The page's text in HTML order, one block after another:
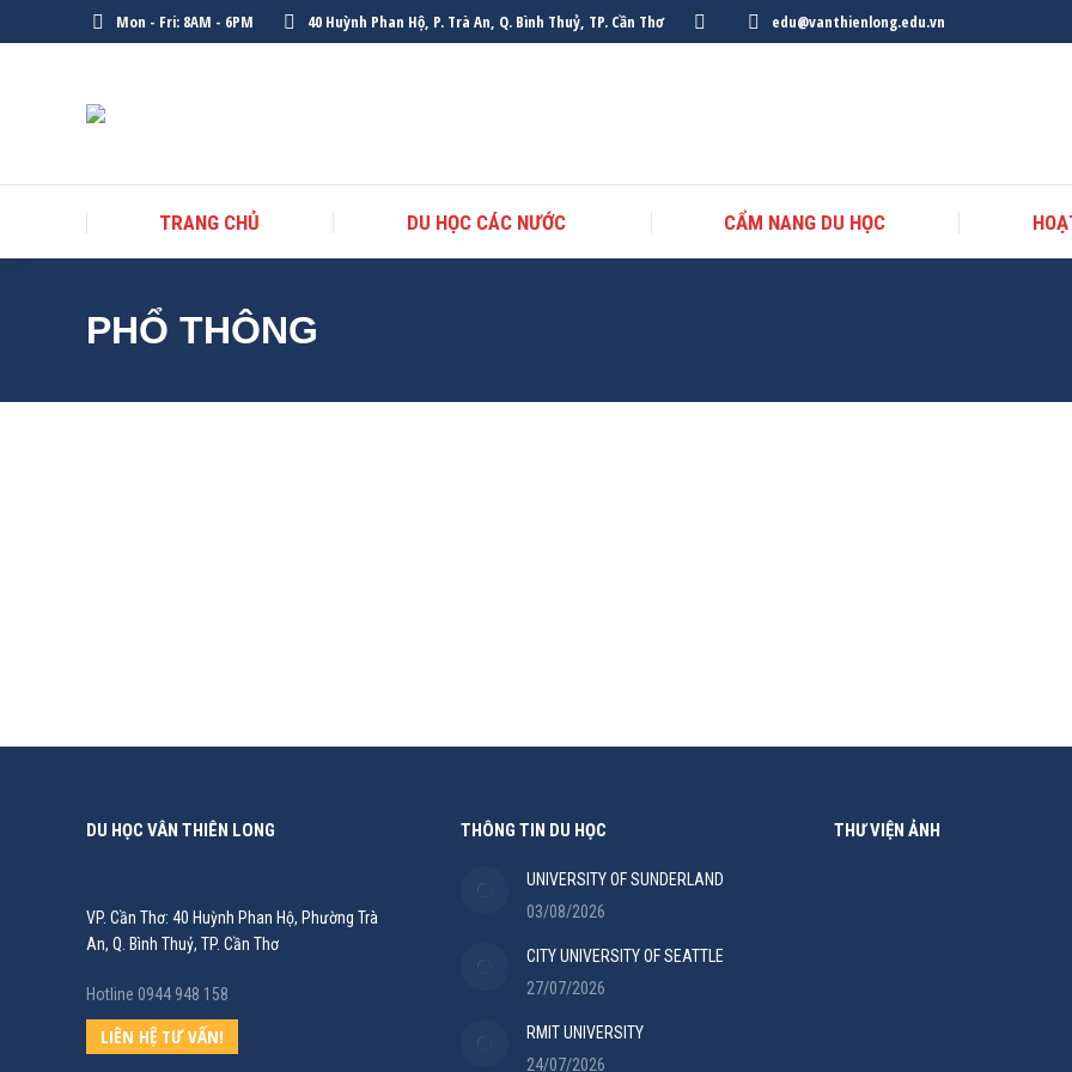
Mon - Fri: 8AM - 6PM 40 Huỳnh Phan Hộ, P. Trà An, Q. Bình Thuỷ, TP. Cần Thơ edu@vanthienlong.edu.vn
TRANG CHỦ DU HỌC CÁC NƯỚC CẨM NANG DU HỌC
PHỔ THÔNG
DU HỌC VÂN THIÊN LONG
VP. Cần Thơ: 40 Huỳnh Phan Hộ, Phường Trà
An, Q. Bình Thuỷ, TP. Cần Thơ
Hotline 0944 948 158
LIÊN HỆ TƯ VẤN!
THÔNG TIN DU HỌC
UNIVERSITY OF SUNDERLAND
03/08/2026
CITY UNIVERSITY OF SEATTLE
27/07/2026
RMIT UNIVERSITY
24/07/2026
THƯ VIỆN ẢNH